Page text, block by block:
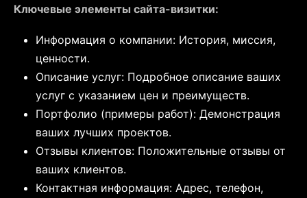
Ключевые элементы сайта-визитки:
Информация о компании: История, миссия,
ценности.
Описание услуг: Подробное описание ваших
услуг с указанием цен и преимуществ.
Портфолио (примеры работ): Демонстрация
ваших лучших проектов.
Отзывы клиентов: Положительные отзывы от
ваших клиентов.
Контактная информация: Адрес, телефон,